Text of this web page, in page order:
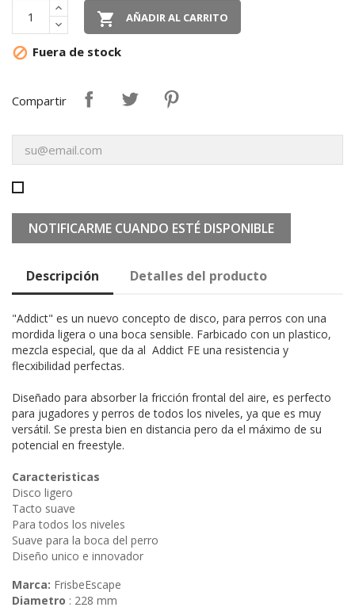
 AÑADIR AL CARRITO
 Fuera de stock
Compartir
NOTIFICARME CUANDO ESTÉ DISPONIBLE
Descripción Detalles del producto
"Addict" es un nuevo concepto de disco, para perros con una
mordida ligera o una boca sensible. Farbicado con un plastico,
mezcla especial, que da al Addict FE una resistencia y
flecxibilidad perfectas.
Diseñado para absorber la fricción frontal del aire, es perfecto
para jugadores y perros de todos los niveles, ya que es muy
versátil. Se presta bien en distancia pero da el máximo de su
potencial en freestyle.
Caracteristicas
Disco ligero
Tacto suave
Para todos los niveles
Suave para la boca del perro
Diseño unico e innovador
Marca: FrisbeEscape
Diametro : 228 mm